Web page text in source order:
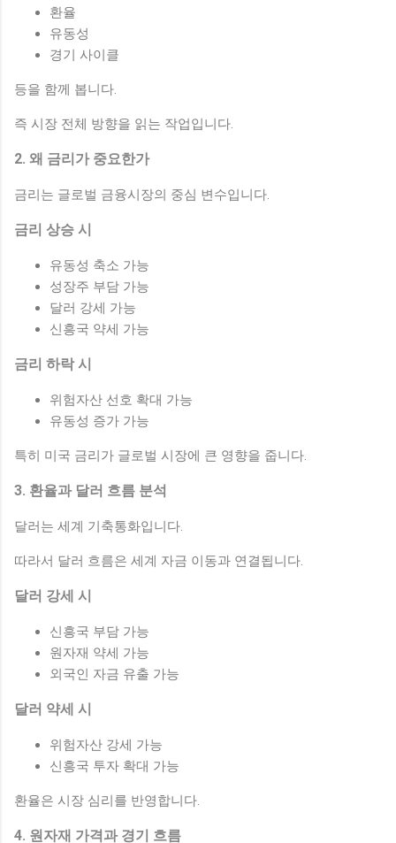
환율
유동성
경기 사이클
등을 함께 봅니다.
즉 시장 전체 방향을 읽는 작업입니다.
2. 왜 금리가 중요한가
금리는 글로벌 금융시장의 중심 변수입니다.
금리 상승 시
유동성 축소 가능
성장주 부담 가능
달러 강세 가능
신흥국 약세 가능
금리 하락 시
위험자산 선호 확대 가능
유동성 증가 가능
특히 미국 금리가 글로벌 시장에 큰 영향을 줍니다.
3. 환율과 달러 흐름 분석
달러는 세계 기축통화입니다.
따라서 달러 흐름은 세계 자금 이동과 연결됩니다.
달러 강세 시
신흥국 부담 가능
원자재 약세 가능
외국인 자금 유출 가능
달러 약세 시
위험자산 강세 가능
신흥국 투자 확대 가능
환율은 시장 심리를 반영합니다.
4. 원자재 가격과 경기 흐름